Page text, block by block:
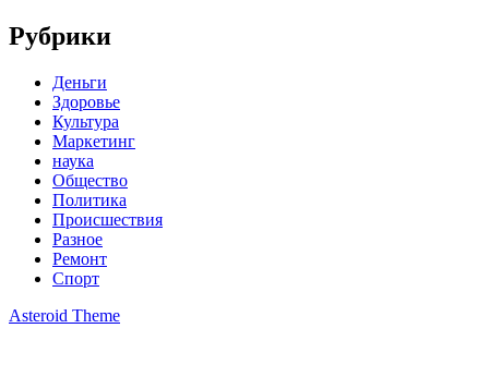
Рубрики
Деньги
Здоровье
Культура
Маркетинг
наука
Общество
Политика
Происшествия
Разное
Ремонт
Спорт
Asteroid Theme